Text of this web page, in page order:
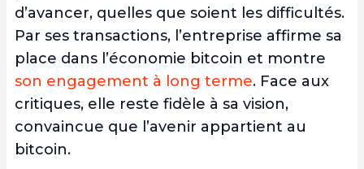
d’avancer, quelles que soient les difficultés.
Par ses transactions, l’entreprise affirme sa
place dans l’économie bitcoin et montre
son engagement à long terme. Face aux
critiques, elle reste fidèle à sa vision,
convaincue que l’avenir appartient au
bitcoin.